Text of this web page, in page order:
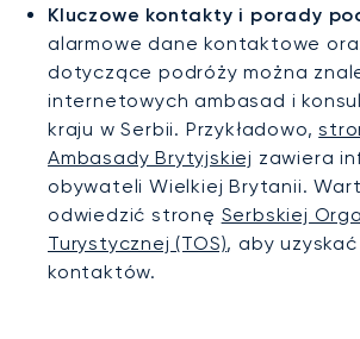
Kluczowe kontakty i porady
alarmowe dane kontaktowe
dotyczące podróży można
internetowych ambasad i
kraju w Serbii. Przykładowo,
Ambasady Brytyjskiej zawiera
obywateli Wielkiej Brytanii.
odwiedzić stronę Serbskiej
Turystycznej (TOS), aby
kontaktów.